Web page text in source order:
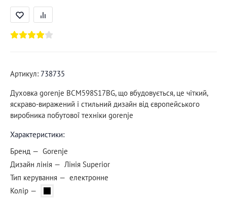
Артикул: 738735
Духовка gorenje BCM598S17BG, що вбудовується, це чіткий,
яскраво-виражений і стильний дизайн від європейського
виробника побутової техніки gorenje
Характеристики:
Бренд
Gorenje
Дизайн лінія
Лінія Superior
Тип керування
електронне
Колір